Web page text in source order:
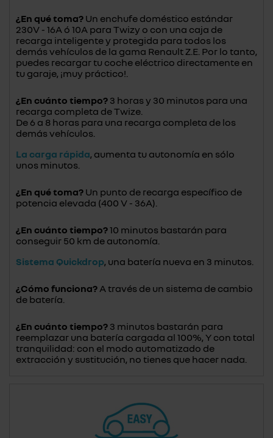
¿En qué toma? Un enchufe doméstico estándar
230V - 16A ó 10A para Twizy o con una caja de
recarga inteligente y protegida para todos los
demás vehículos de la gama Renault Z.E. Por lo tanto,
puedes recargar tu coche eléctrico directamente en
tu garaje, ¡muy práctico!.
¿En cuánto tiempo? 3 horas y 30 minutos para una
recarga completa de Twize.
De 6 a 8 horas para una recarga completa de los
demás vehículos.
La carga rápida, aumenta tu autonomía en sólo
unos minutos.
¿En qué toma? Un punto de recarga específico de
potencia elevada (400 V - 36A).
¿En cuánto tiempo?10 minutos bastarán para
conseguir 50 km de autonomía.
Sistema Quickdrop, una batería nueva en 3 minutos.
¿Cómo funciona?A través de un sistema de cambio
de batería.
¿En cuánto tiempo? 3 minutos bastarán para
reemplazar una batería cargada al 100%, Y con total
tranquilidad: con el modo automatizado de
extracción y sustitución, no tienes que hacer nada.